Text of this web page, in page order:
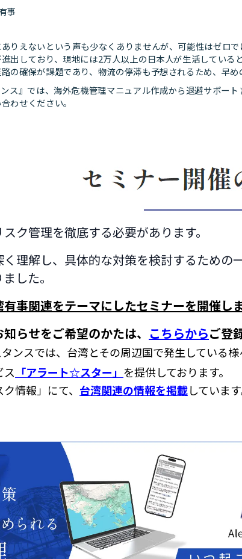
事
りえないという声も少なくありませんが、可能性はゼロで
出しており、現地には2万人以上の日本人が生活している
の確保が課題であり、物流の停滞も予想されるため、早め
ス』では、海外危機管理マニュアル作成から退避サポー
わせください。
ク管理を徹底する必要があります。
理解し、具体的な対策を検討するため
した。
有事関連をテーマにしたセミナーを開催し
らせをご希望のかたは、 こちらからご登
ンスでは、台湾とその周辺国で発生している
ス 「アラート☆スター」 を提供しております。
情報」にて、 台湾関連の情報を掲載しています